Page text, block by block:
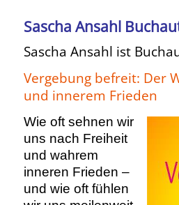
Sascha Ansahl
Sascha Ansahl ist
Vergebung befreit: Der
und innerem Frieden
Wie oft sehnen wir
uns nach Freiheit
und wahrem
inneren Frieden –
und wie oft fühlen